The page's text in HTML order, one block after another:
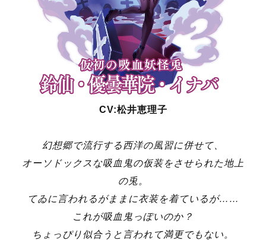
CV:松井恵理子
幻想郷で流行する西洋の風習に併せて、
オーソドックスな吸血鬼の仮装をさせられた地上
の兎。
てゐに言われるがままに衣装を着ているが……
これが吸血鬼っぽいのか？
ちょっぴり似合うと言われて満更でもない。